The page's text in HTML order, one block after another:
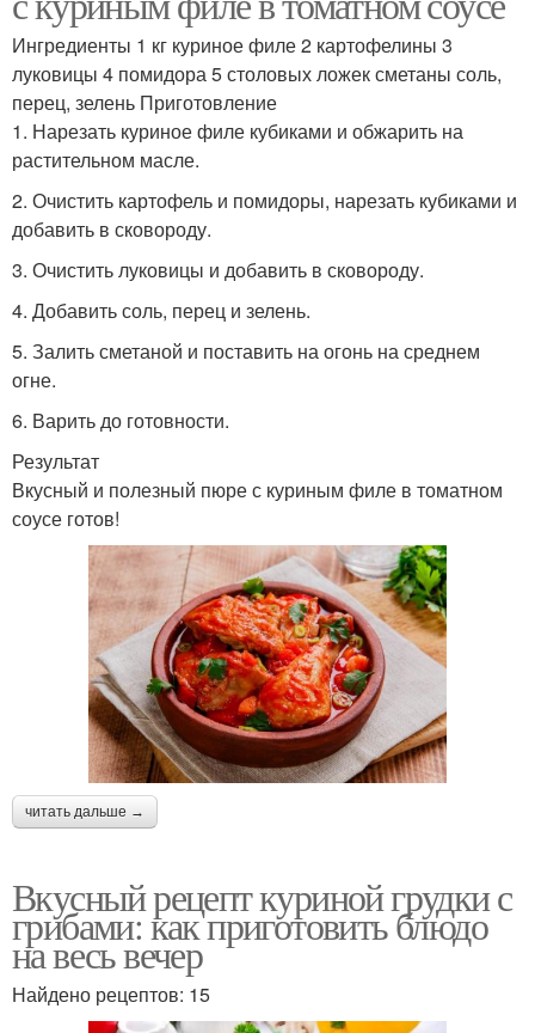
Ингредиенты 1 кг куриное филе 2 картофелины 3
луковицы 4 помидора 5 столовых ложек сметаны соль,
перец, зелень Приготовление
1. Нарезать куриное филе кубиками и обжарить на
растительном масле.
2. Очистить картофель и помидоры, нарезать кубиками и
добавить в сковороду.
3. Очистить луковицы и добавить в сковороду.
4. Добавить соль, перец и зелень.
5. Залить сметаной и поставить на огонь на среднем
огне.
6. Варить до готовности.
Результат
Вкусный и полезный пюре с куриным филе в томатном
соусе готов!
читать дальше →
Вкусный рецепт куриной грудки с
грибами: как приготовить блюдо
на весь вечер
Найдено рецептов: 15